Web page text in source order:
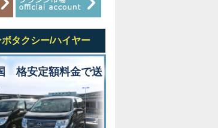
タクシー/ハイヤー
格安定額料金で送